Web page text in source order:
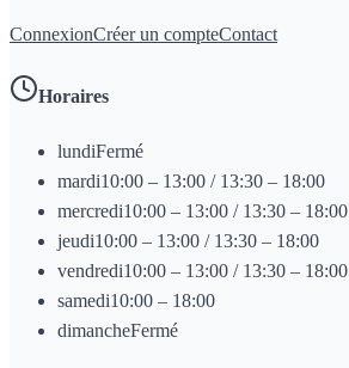
ConnexionCréer un compteContact
Horaires
lundiFermé
mardi10:00 – 13:00 / 13:30 – 18:00
mercredi10:00 – 13:00 / 13:30 – 18:00
jeudi10:00 – 13:00 / 13:30 – 18:00
vendredi10:00 – 13:00 / 13:30 – 18:00
samedi10:00 – 18:00
dimancheFermé